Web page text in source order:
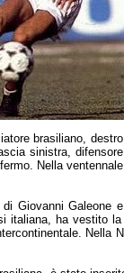
brasiliano, destro
sinistra, difensore
Nella ventennale
Giovanni Galeone e
italiana, ha vestito
Nella